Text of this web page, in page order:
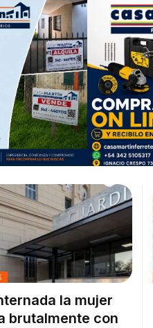
la mujer
brutalmente con